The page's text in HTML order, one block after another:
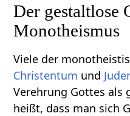
Der gestaltlose
Monotheismus
Viele der
Christentum und
Verehrung Gottes als
heißt, dass man sich